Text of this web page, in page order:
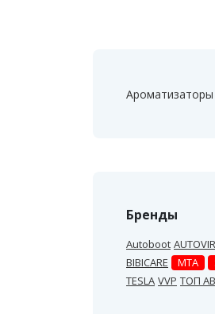
Ароматизаторы
Бренды
Autoboot
BIBICARE
MTA
TESLA VVP ТОП